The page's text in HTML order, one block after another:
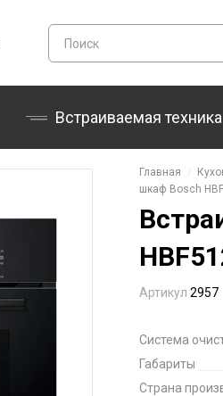
Встраиваемая техника
Главная
шкаф Bosch
Артикул 2957
Система
Габариты
Страна